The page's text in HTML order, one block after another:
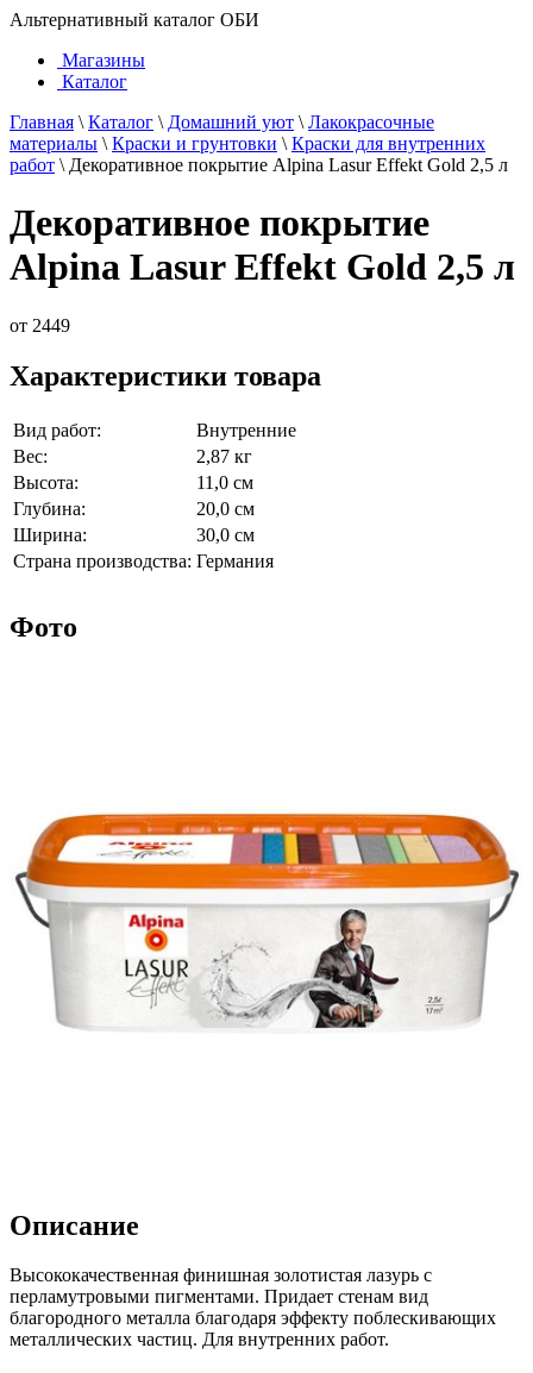
Альтернативный каталог ОБИ
Магазины
Каталог
Главная \ Каталог \ Домашний уют \ Лакокрасочные
материалы \ Краски и грунтовки \ Краски для внутренних
работ \ Декоративное покрытие Alpina Lasur Effekt Gold 2,5 л
Декоративное покрытие
Alpina Lasur Effekt Gold 2,5 л
от 2449
Характеристики товара
Вид работ:
Внутренние
Вес:
2,87 кг
Высота:
11,0 см
Глубина:
20,0 см
Ширина:
30,0 см
Страна производства: Германия
Фото
Описание
Высококачественная финишная золотистая лазурь с
перламутровыми пигментами. Придает стенам вид
благородного металла благодаря эффекту поблескивающих
металлических частиц. Для внутренних работ.